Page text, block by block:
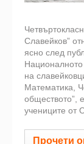
Славейков”
ясно след
на
Математика,
обществото”,
учениците от
Прочети